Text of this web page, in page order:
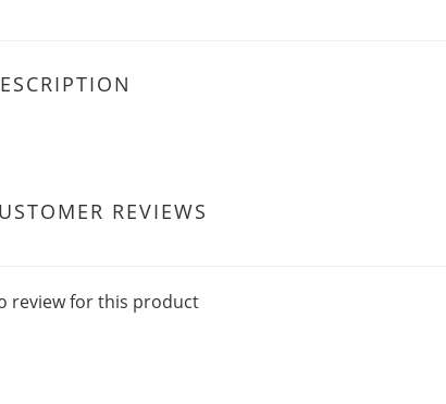
REVIEWS
review for this product